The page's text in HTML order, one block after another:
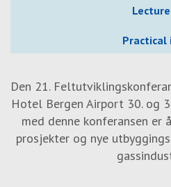
Practical
Den 21.
Hotel Bergen Airport 30. og
med denne konferansen er
prosjekter og nye